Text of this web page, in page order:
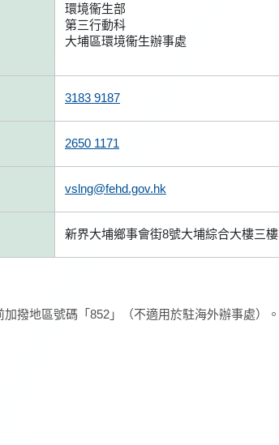
環境衞生部
第三行動科
大埔區環境衞生辦事處
3183 9187
2650 1171
vslng@fehd.gov.hk
新界大埔鄉事會街8號大埔綜合大樓三樓
撥地區號碼「852」（不適用於駐海外辦事處）。